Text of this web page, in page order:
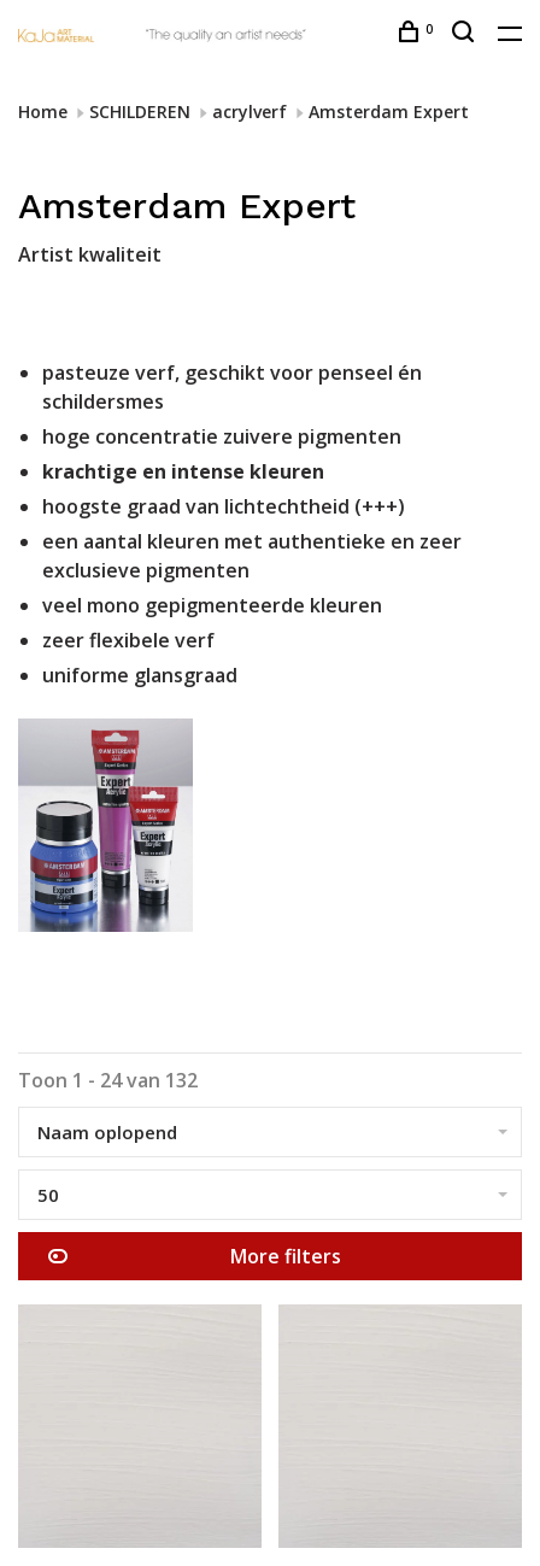
0
Home SCHILDEREN acrylverf Amsterdam Expert
Amsterdam Expert
Artist kwaliteit
pasteuze verf, geschikt voor penseel én
schildersmes
hoge concentratie zuivere pigmenten
krachtige en intense kleuren
hoogste graad van lichtechtheid (+++)
een aantal kleuren met authentieke en zeer
exclusieve pigmenten
veel mono gepigmenteerde kleuren
zeer flexibele verf
uniforme glansgraad
Toon 1 - 24 van 132
Naam oplopend
50
More filters